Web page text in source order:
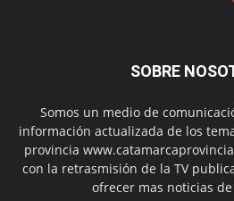
SOBRE
Somos un medio de
información actualizada de los
provincia
con la retrasmisión de la TV
ofrecer mas noticias